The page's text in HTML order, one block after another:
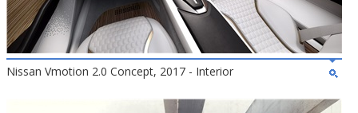
Nissan Vmotion 2.0 Concept, 2017 - Interior